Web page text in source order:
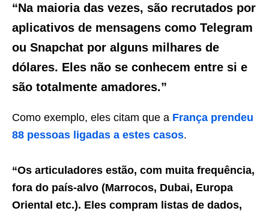
“Na maioria das vezes, são recrutados por
aplicativos de mensagens como Telegram
ou Snapchat por alguns milhares de
dólares. Eles não se conhecem entre si e
são totalmente amadores.”
Como exemplo, eles citam que a França prendeu
88 pessoas ligadas a estes casos.
“Os articuladores estão, com muita frequência,
fora do país-alvo (Marrocos, Dubai, Europa
Oriental etc.). Eles compram listas de dados,